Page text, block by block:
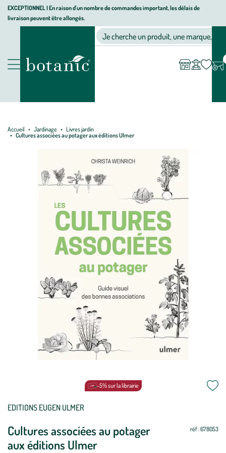
Aller
Aller
au
Aller
au
page
EXCEPTIONNEL I En raison d'un nombre de commandes important, les délais de
livraison peuvent être allongés.
Nos produits
Jardinerie écologique, animalerie, décoration, alimentation bio
Je cherche un produit, une marque, un
compte
Accueil Jardinage
Livres jardin
Cultures associées au potager aux éditions Ulmer
-5% sur la librairie
EDITIONS EUGEN ULMER
Cultures associées au potager
aux éditions Ulmer
réf : 678053
Mettre
jour
Mettre
jour